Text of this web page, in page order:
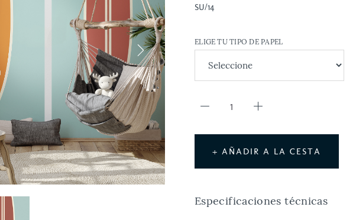
SU/14
ELIGE TU TIPO DE PAPEL
+ AÑADIR A LA CESTA
Especificaciones técnicas